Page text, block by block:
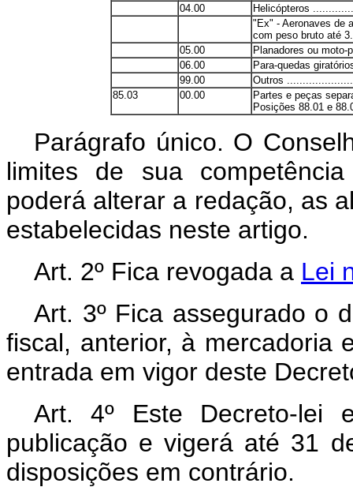
04.00
Helicópteros
"Ex" - Aeronaves de
com peso bruto até
05.00
Planadores ou
06.00
Para-quedas
99.00
Outros
85.03
00.00
Partes e peças
Posições 88.01 e
Parágrafo único. O
limites de sua
poderá alterar a redação, as
estabelecidas neste artigo.
Art. 2º Fica revogada a Lei
Art. 3º Fica assegurado o
fiscal, anterior, à mercadoria
entrada em vigor deste
Art. 4º Este Decreto-lei
publicação e vigerá até 31
disposições em contrário.